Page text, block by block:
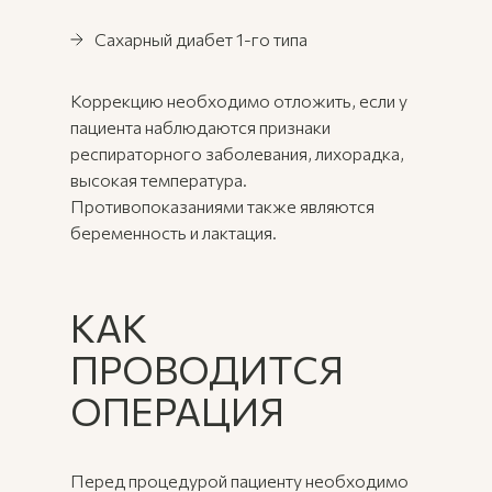
Сахарный диабет 1-го типа
Коррекцию необходимо отложить, если у
пациента наблюдаются признаки
респираторного заболевания, лихорадка,
высокая температура.
Противопоказаниями также являются
беременность и лактация.
КАК
ПРОВОДИТСЯ
ОПЕРАЦИЯ
Перед процедурой пациенту необходимо